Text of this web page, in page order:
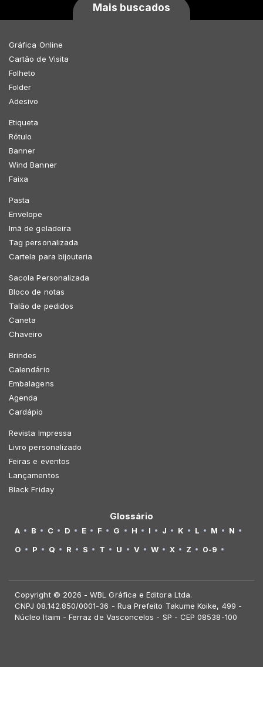
Mais buscados
Gráfica Online
Cartão de Visita
Folheto
Folder
Adesivo
Etiqueta
Rótulo
Banner
Wind Banner
Faixa
Pasta
Envelope
Imã de geladeira
Tag personalizada
Cartela para bijouteria
Sacola Personalizada
Bloco de notas
Talão de pedidos
Caneta
Chaveiro
Brindes
Calendário
Embalagens
Agenda
Cardápio
Revista Impressa
Livro personalizado
Feiras e eventos
Lançamentos
Black Friday
Glossário
A B C D E F G H I J K L M
N
O
P Q R S T U V W X Z 0-9
Copyright © 2026 - WBL Gráfica e Editora Ltda.
CNPJ 08.142.850/0001-36 - Rua Prefeito Takume Koike, 499 -
Núcleo Itaim - Ferraz de Vasconcelos - SP - CEP 08538-100